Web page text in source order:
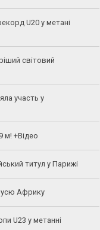
U20 у метані
світовий
участь у
м! +Відео
титул у Парижі
усю Африку
U23 у метанні